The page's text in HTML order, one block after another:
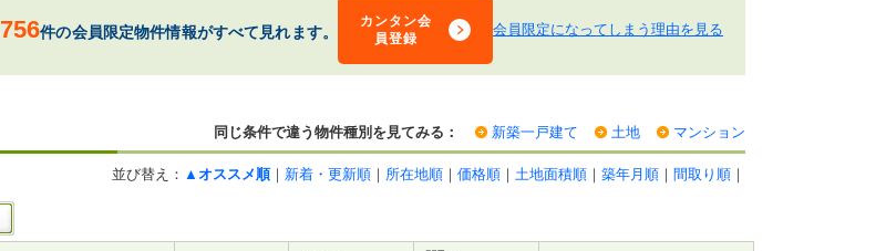
756件の会員限定物件情報がすべて見れます。
カンタン会
員登録
会員限定になってしまう理由を見る
同じ条件で違う物件種別を見てみる： 新築一戸建て 土地 マンション
並び替え： ▲オススメ順｜ 新着・更新順 ｜ 所在地順 ｜ 価格順 ｜ 土地面積順 ｜ 築年月順 ｜ 間取り順 ｜